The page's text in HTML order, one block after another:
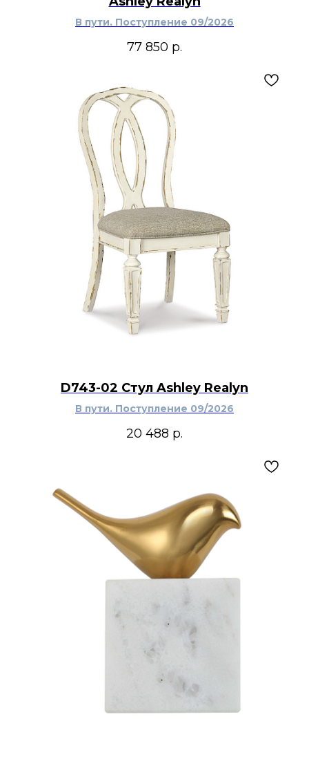
В пути. Поступление 09/2026
77 850 р.
D743-02 Стул Ashley Realyn
В пути. Поступление 09/2026
20 488 р.